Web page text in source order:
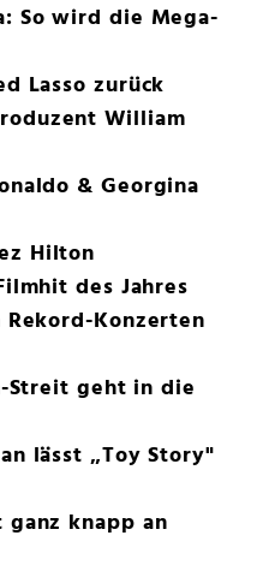
So wird die Mega-
Lasso zurück
William
& Georgina
Hilton
des Jahres
Konzerten
geht in die
lässt „Toy Story"
knapp an